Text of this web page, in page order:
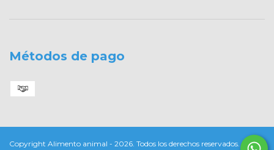
Métodos de pago
Copyright Alimento animal - 2026. Todos los derechos reservados.